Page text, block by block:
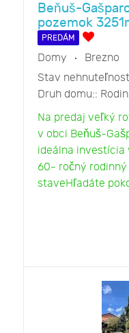
Beňuš-
pozemok
PREDÁM
Domy
Brezno
Stav
Druh domu::
Na predaj veľký
v obci Beňuš-
ideálna investícia
60- ročný
staveHľadáte